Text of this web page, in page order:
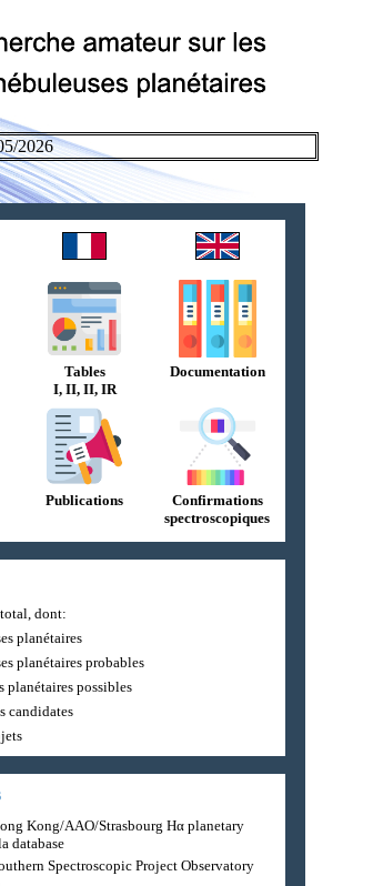
2026
Tables
I, II, II, IR
Documentation
Publications
Confirmations
spectroscopiques
dont:
planétaires
planétaires probables
planétaires possibles
candidates
Kong/AAO/Strasbourg Hα planetary
database
Spectroscopic Project Observatory